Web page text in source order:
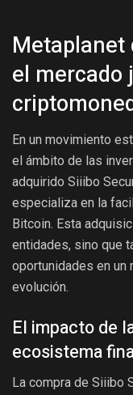
Metaplanet
el mercado
En un movimiento
el ámbito de las
adquirido Siiibo
especializa en la
Bitcoin. Esta
entidades, sino que
oportunidades en un
evolución.
El impacto de
ecosistema
La compra de Siiibo